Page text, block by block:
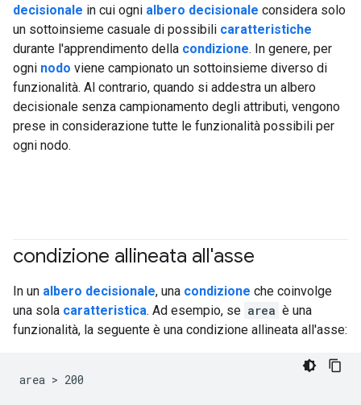
decisionale in cui ogni albero decisionale considera solo
un sottoinsieme casuale di possibili caratteristiche
durante l'apprendimento della condizione. In genere, per
ogni nodo viene campionato un sottoinsieme diverso di
funzionalità. Al contrario, quando si addestra un albero
decisionale senza campionamento degli attributi, vengono
prese in considerazione tutte le funzionalità possibili per
ogni nodo.
condizione allineata all'asse
In un albero decisionale, una condizione che coinvolge
una sola caratteristica. Ad esempio, se area è una
funzionalità, la seguente è una condizione allineata all'asse:
area > 200